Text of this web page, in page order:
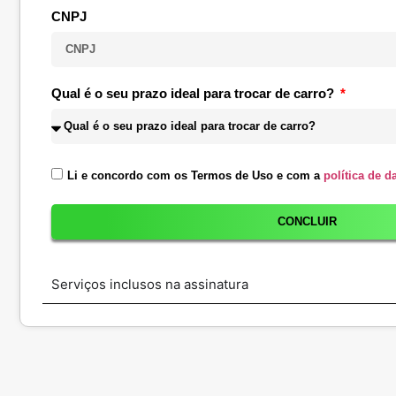
CNPJ
Qual é o seu prazo ideal para trocar de carro?
Li e concordo com os Termos de Uso e com a política de
CONCLUIR
Serviços inclusos na assinatura